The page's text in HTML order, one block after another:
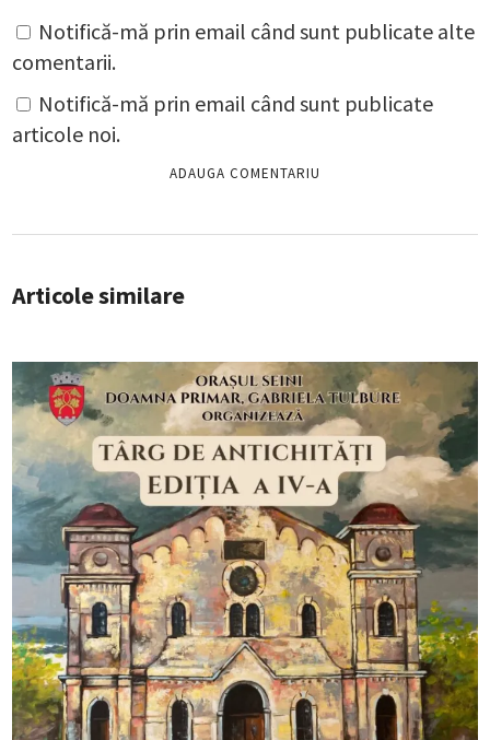
Notifică-mă prin email când sunt publicate alte
comentarii.
Notifică-mă prin email când sunt publicate
articole noi.
Articole similare